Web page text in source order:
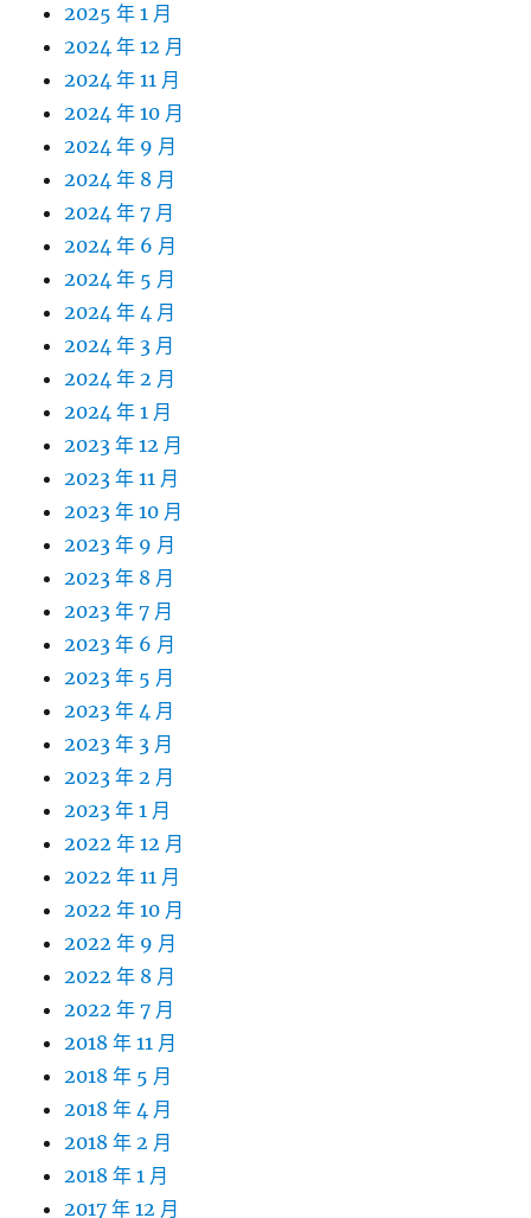
2025 年 1 月
2024 年 12 月
2024 年 11 月
2024 年 10 月
2024 年 9 月
2024 年 8 月
2024 年 7 月
2024 年 6 月
2024 年 5 月
2024 年 4 月
2024 年 3 月
2024 年 2 月
2024 年 1 月
2023 年 12 月
2023 年 11 月
2023 年 10 月
2023 年 9 月
2023 年 8 月
2023 年 7 月
2023 年 6 月
2023 年 5 月
2023 年 4 月
2023 年 3 月
2023 年 2 月
2023 年 1 月
2022 年 12 月
2022 年 11 月
2022 年 10 月
2022 年 9 月
2022 年 8 月
2022 年 7 月
2018 年 11 月
2018 年 5 月
2018 年 4 月
2018 年 2 月
2018 年 1 月
2017 年 12 月